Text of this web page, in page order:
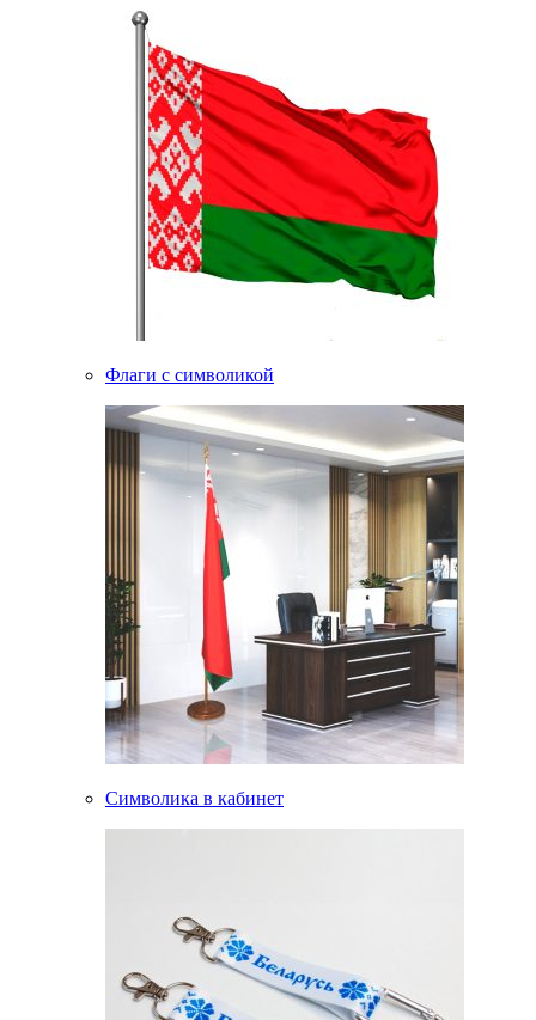
Флаги с символикой
Символика в кабинет